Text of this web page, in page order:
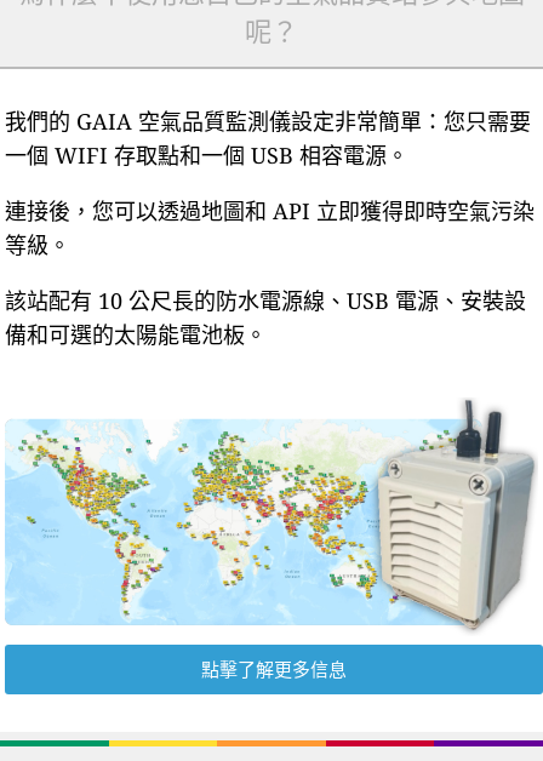
呢？
我們的 GAIA 空氣品質監測儀設定非常簡單：您只需要
一個 WIFI 存取點和一個 USB 相容電源。
連接後，您可以透過地圖和 API 立即獲得即時空氣污染
等級。
該站配有 10 公尺長的防水電源線、USB 電源、安裝設
備和可選的太陽能電池板。
點擊了解更多信息